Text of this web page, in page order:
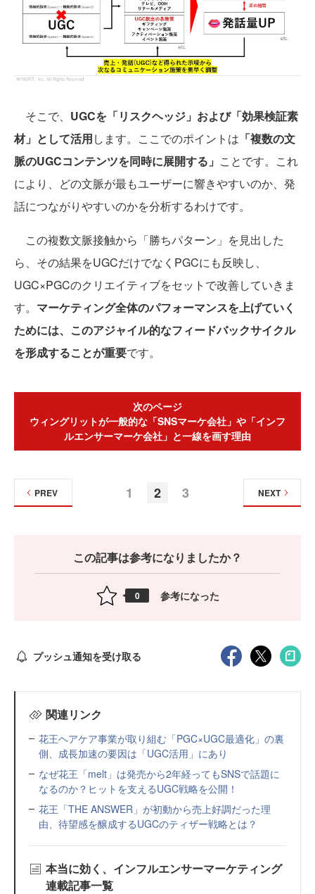
そこで、 UGCを「リスクヘッジ」および「効果検証素
材」として活用します。ここでのポイントは 「複数の文
脈のUGCコンテンツを同時に展開する」 ことです。これ
により、どの文脈が最もユーザーに響きやすいのか、発
話につながりやすいのかを分析するわけです。
この複数文脈接触から「勝ちパターン」を見出した
ら、その結果をUGCだけでなくPGCにも反映し、
UGC×PGCのクリエイティブをセットで改善していきま
す。 マーケティング全体のパフォーマンスを上げていく
ためには、このアジャイル的なフィードバックサイクル
を形成することが重要です。
次のページ
ウィングリットが一般的な「SNSマーケ会社」や「インフ
ルエンサーマーケ会社」と一線を画す理由
1 2 3
PREV NEXT
この記事は参考になりましたか？
0 参考になった
プッシュ通知を受け取る
関連リンク
花王ヘアケア事業が取り組む「PGC×UGC最適化」の裏
側、成長加速の要因は「UGC活用」にあり
なぜ花王「melt」は発売から2年経ってもSNSで話題に
なるのか？ヒットを支えるUGC戦略を公開！
花王「THE ANSWER」が初動から売上好調だった理
由、待望感を醸成するUGCのティザー戦略とは？
本当に効く、インフルエンサーマーケティング
連載記事一覧